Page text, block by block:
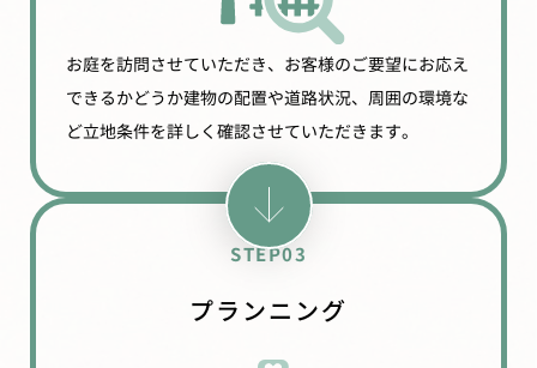
お庭を訪問させていただき、お客様のご要望にお応え
できるかどうか建物の配置や道路状況、周囲の環境な
ど立地条件を詳しく確認させていただきます。
STEP03
プランニング